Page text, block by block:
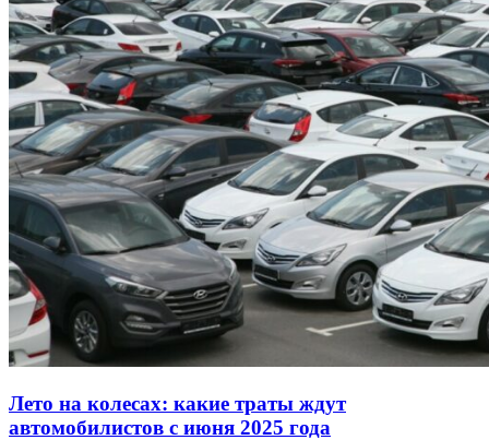
Лето на колесах: какие траты ждут
автомобилистов с июня 2025 года